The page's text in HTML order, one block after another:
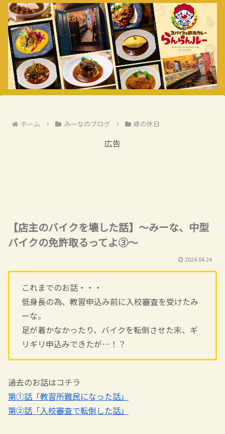
ホーム みーなのブログ 嫁の休日
広告
【店主のバイクを壊した話】～みーな、中型
バイクの免許取るってよ③～
2024.04.24
これまでのお話・・・
低身長の為、教習申込み前に入校審査を受けたみ
ーな。
足が着かなかったり、バイクを転倒させた末、ギ
リギリ申込みできたが…！？
過去のお話はコチラ
第①話「教習所難民になった話」
第②話「入校審査で転倒した話」